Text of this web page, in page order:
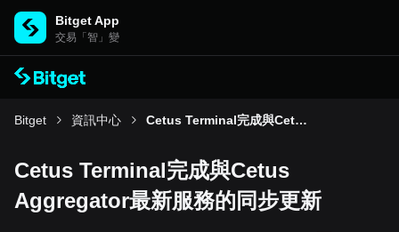
Bitget App
交易「智」變
Bitget 資訊中心 Cetus Terminal完成與Cetus Aggregator最新服務的同步更新
Cetus Terminal完成與Cetus
Aggregator最新服務的同步更新